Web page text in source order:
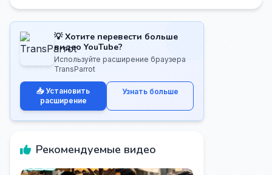
💡 Хотите перевести больше
видео YouTube?
Используйте расширение браузера
TransParrot
📥 Установить
расширение
Узнать больше
Рекомендуемые видео